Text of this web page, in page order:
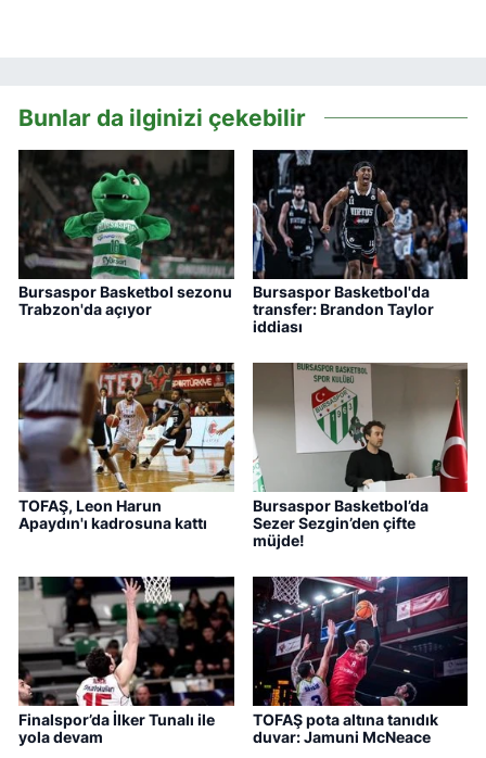
Bunlar da ilginizi çekebilir
Bursaspor Basketbol sezonu
Trabzon'da açıyor
Bursaspor Basketbol'da
transfer: Brandon Taylor
iddiası
TOFAŞ, Leon Harun
Apaydın'ı kadrosuna kattı
Bursaspor Basketbol’da
Sezer Sezgin’den çifte
müjde!
Finalspor’da İlker Tunalı ile
yola devam
TOFAŞ pota altına tanıdık
duvar: Jamuni McNeace